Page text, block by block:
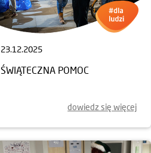
23.12.2025
ŚWIĄTECZNA POMOC
dowiedz się więcej